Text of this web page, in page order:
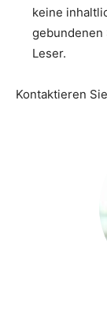
keine
gebundenen
Leser.
Kontaktieren